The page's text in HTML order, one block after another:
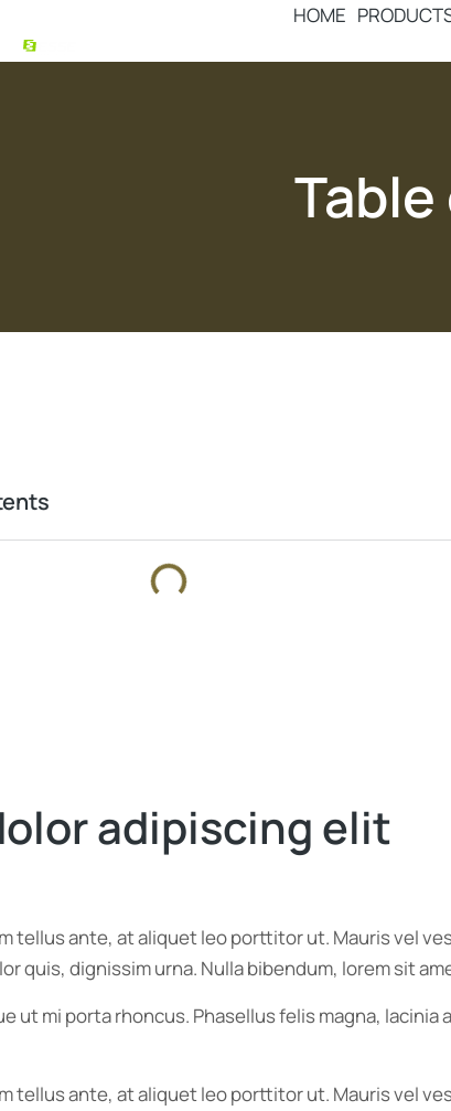
HOME
adipiscing elit
tellus ante, at aliquet leo porttitor ut. Mauris vel
quis, dignissim urna. Nulla bibendum, lorem sit
ut mi porta rhoncus. Phasellus felis magna,
tellus ante, at aliquet leo porttitor ut. Mauris vel